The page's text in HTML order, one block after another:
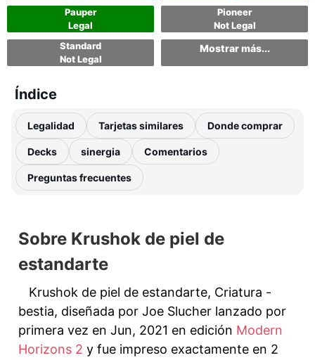
Pauper
Legal
Pioneer
Not Legal
Standard
Not Legal
Mostrar más...
Índice
Legalidad Tarjetas similares Donde comprar
Decks sinergia Comentarios
Preguntas frecuentes
Sobre Krushok de piel de
estandarte
Krushok de piel de estandarte, Criatura -
bestia, diseñada por Joe Slucher lanzado por
primera vez en Jun, 2021 en edición Modern
Horizons 2 y fue impreso exactamente en 2